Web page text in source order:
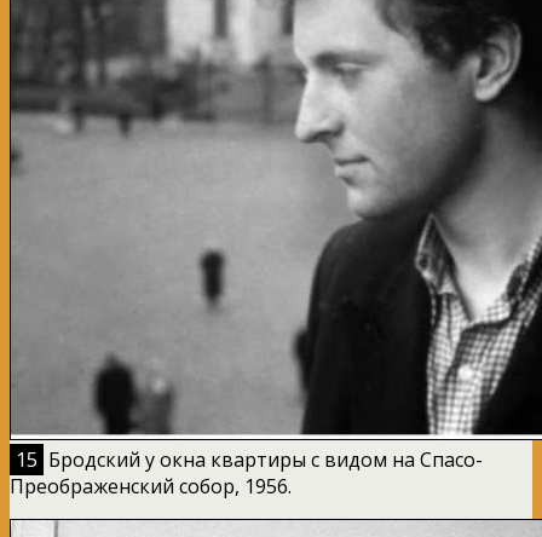
15 Бродский у окна квартиры с видом на Спасо-
Преображенский собор, 1956.